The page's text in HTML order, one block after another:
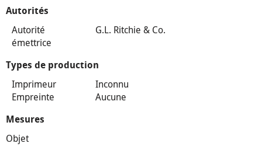
Autorités
Autorité
émettrice
G.L. Ritchie & Co.
Types de production
Imprimeur
Inconnu
Empreinte
Aucune
Mesures
Objet